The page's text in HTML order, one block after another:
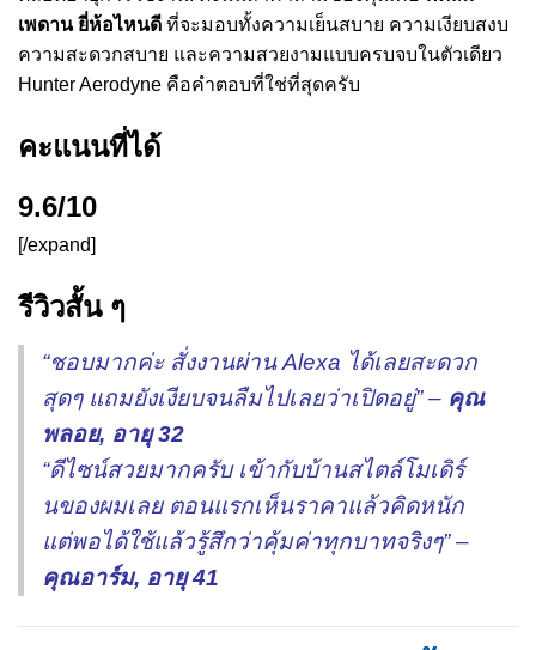
เพดาน ยี่ห้อไหนดี ที่จะมอบทั้งความเย็นสบาย ความเงียบสงบ
ความสะดวกสบาย และความสวยงามแบบครบจบในตัวเดียว
Hunter Aerodyne คือคำตอบที่ใช่ที่สุดครับ
คะแนนที่ได้
9.6/10
[/expand]
รีวิวสั้น ๆ
“ชอบมากค่ะ สั่งงานผ่าน Alexa ได้เลยสะดวก
สุดๆ แถมยังเงียบจนลืมไปเลยว่าเปิดอยู่” – คุณ
พลอย, อายุ 32
“ดีไซน์สวยมากครับ เข้ากับบ้านสไตล์โมเดิร์
นของผมเลย ตอนแรกเห็นราคาแล้วคิดหนัก
แต่พอได้ใช้แล้วรู้สึกว่าคุ้มค่าทุกบาทจริงๆ” –
คุณอาร์ม, อายุ 41